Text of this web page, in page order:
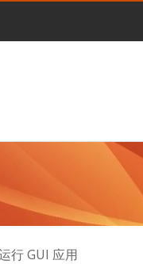
行 GUI 应用